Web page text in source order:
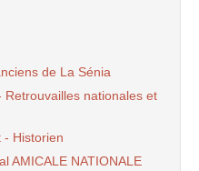
de La Sénia
Retrouvailles nationales et
- Historien
AMICALE NATIONALE